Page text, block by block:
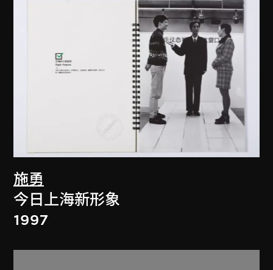
施勇
今日上海新形象
1997